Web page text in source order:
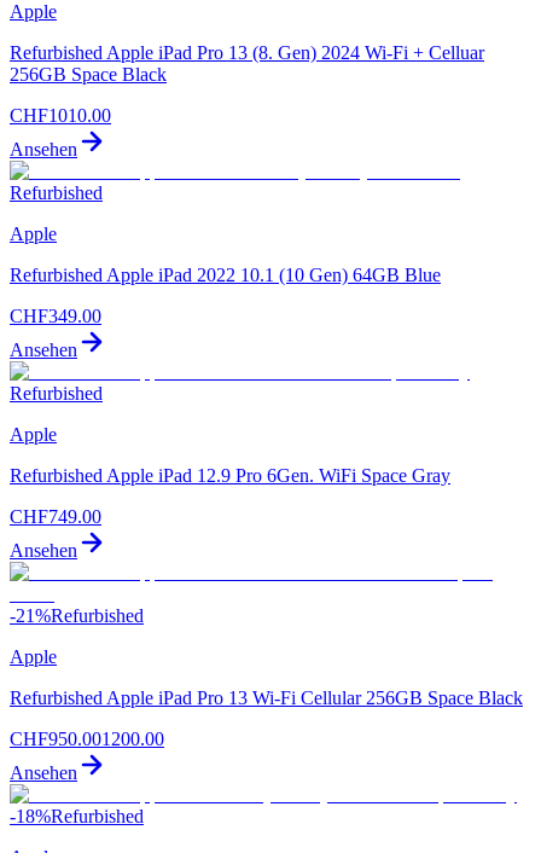
Apple
Refurbished Apple iPad Pro 13 (8. Gen) 2024 Wi-Fi + Celluar
256GB Space Black
CHF1010.00
Ansehen
Refurbished
Apple
Refurbished Apple iPad 2022 10.1 (10 Gen) 64GB Blue
CHF349.00
Ansehen
Refurbished
Apple
Refurbished Apple iPad 12.9 Pro 6Gen. WiFi Space Gray
CHF749.00
Ansehen
-21%Refurbished
Apple
Refurbished Apple iPad Pro 13 Wi-Fi Cellular 256GB Space Black
CHF950.001200.00
Ansehen
-18%Refurbished